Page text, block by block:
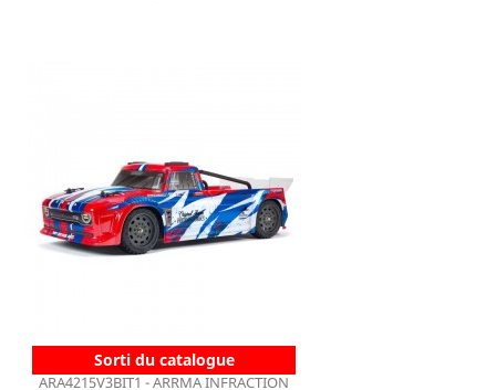
Sorti du catalogue
ARA4215V3BIT1 - ARRMA INFRACTION